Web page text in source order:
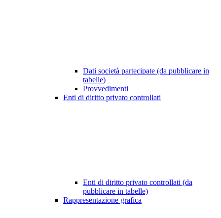
Dati società partecipate (da pubblicare in
tabelle)
Provvedimenti
Enti di diritto privato controllati
Enti di diritto privato controllati (da
pubblicare in tabelle)
Rappresentazione grafica